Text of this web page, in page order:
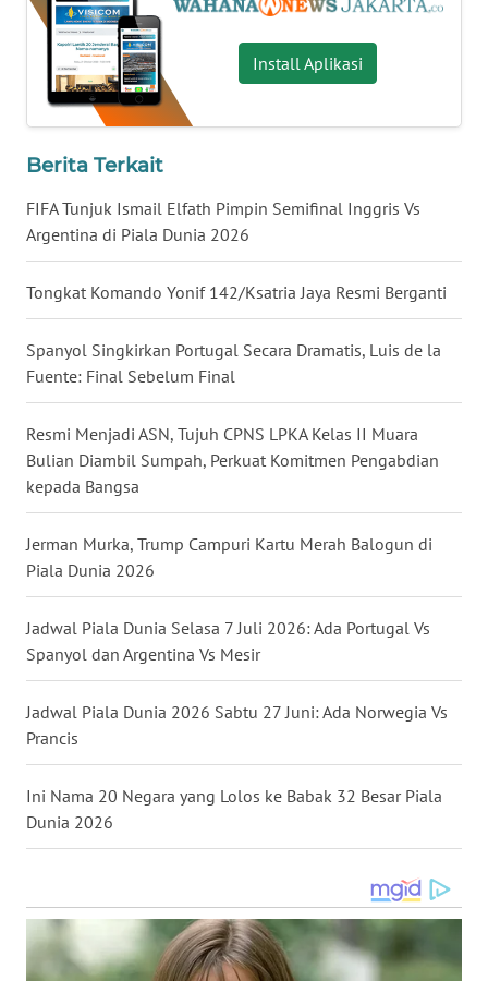
Install Aplikasi
Berita Terkait
FIFA Tunjuk Ismail Elfath Pimpin Semifinal Inggris Vs
Argentina di Piala Dunia 2026
Tongkat Komando Yonif 142/Ksatria Jaya Resmi Berganti
Spanyol Singkirkan Portugal Secara Dramatis, Luis de la
Fuente: Final Sebelum Final
Resmi Menjadi ASN, Tujuh CPNS LPKA Kelas II Muara
Bulian Diambil Sumpah, Perkuat Komitmen Pengabdian
kepada Bangsa
Jerman Murka, Trump Campuri Kartu Merah Balogun di
Piala Dunia 2026
Jadwal Piala Dunia Selasa 7 Juli 2026: Ada Portugal Vs
Spanyol dan Argentina Vs Mesir
Jadwal Piala Dunia 2026 Sabtu 27 Juni: Ada Norwegia Vs
Prancis
Ini Nama 20 Negara yang Lolos ke Babak 32 Besar Piala
Dunia 2026
WN
KALTARA
WN
WN
KALTIM
WN
SULSEL
GORONTALO
WN
SULUT
MALUKU
MALUT
WN
DAIRI
WN
DANAU
TOBA
WN
LANGKAT